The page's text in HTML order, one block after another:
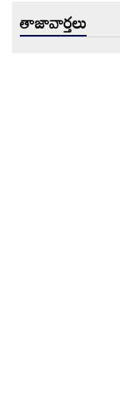
తాజావార్తలు